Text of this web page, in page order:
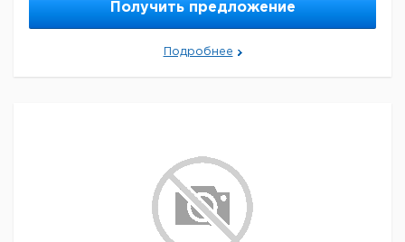
Получить предложение
Подробнее